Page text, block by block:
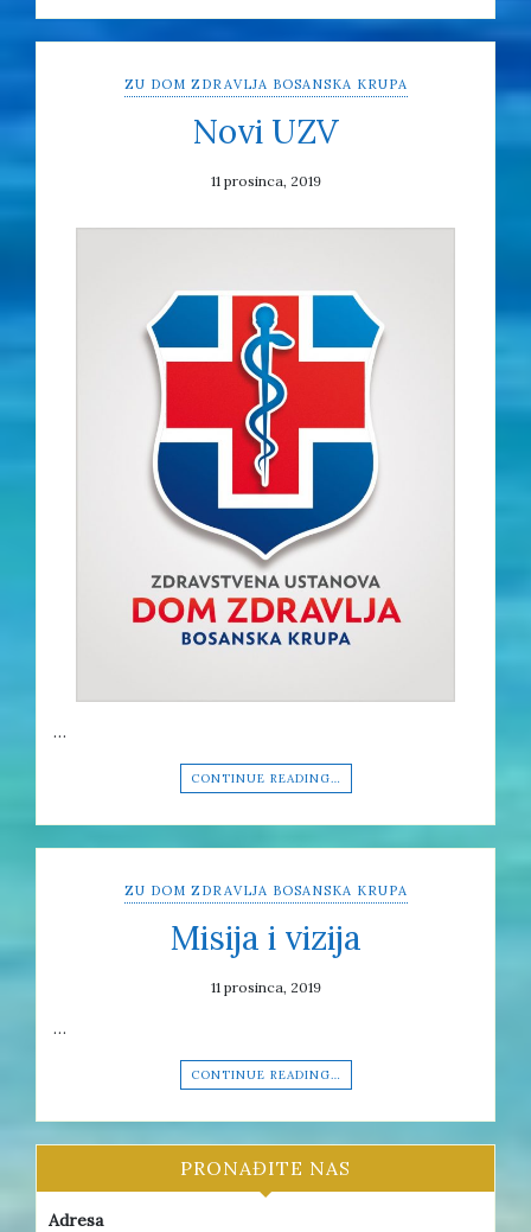
ZU DOM ZDRAVLJA BOSANSKA KRUPA
Novi UZV
11 prosinca, 2019
…
CONTINUE READING…
ZU DOM ZDRAVLJA BOSANSKA KRUPA
Misija i vizija
11 prosinca, 2019
…
CONTINUE READING…
PRONAĐITE NAS
Adresa